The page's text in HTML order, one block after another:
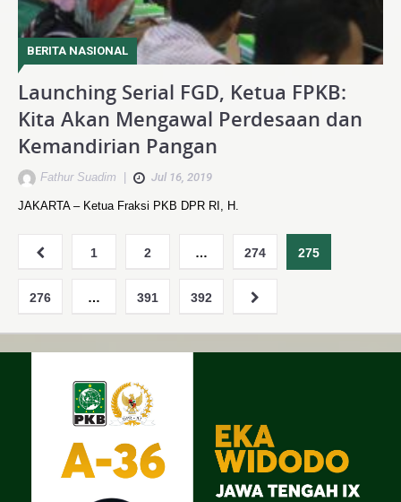
BERITA NASIONAL
Launching Serial FGD, Ketua FPKB:
Kita Akan Mengawal Perdesaan dan
Kemandirian Pangan
Fathur Suadim Jul 16, 2019
JAKARTA – Ketua Fraksi PKB DPR RI, H.
1 2 … 274 275
276 … 391 392